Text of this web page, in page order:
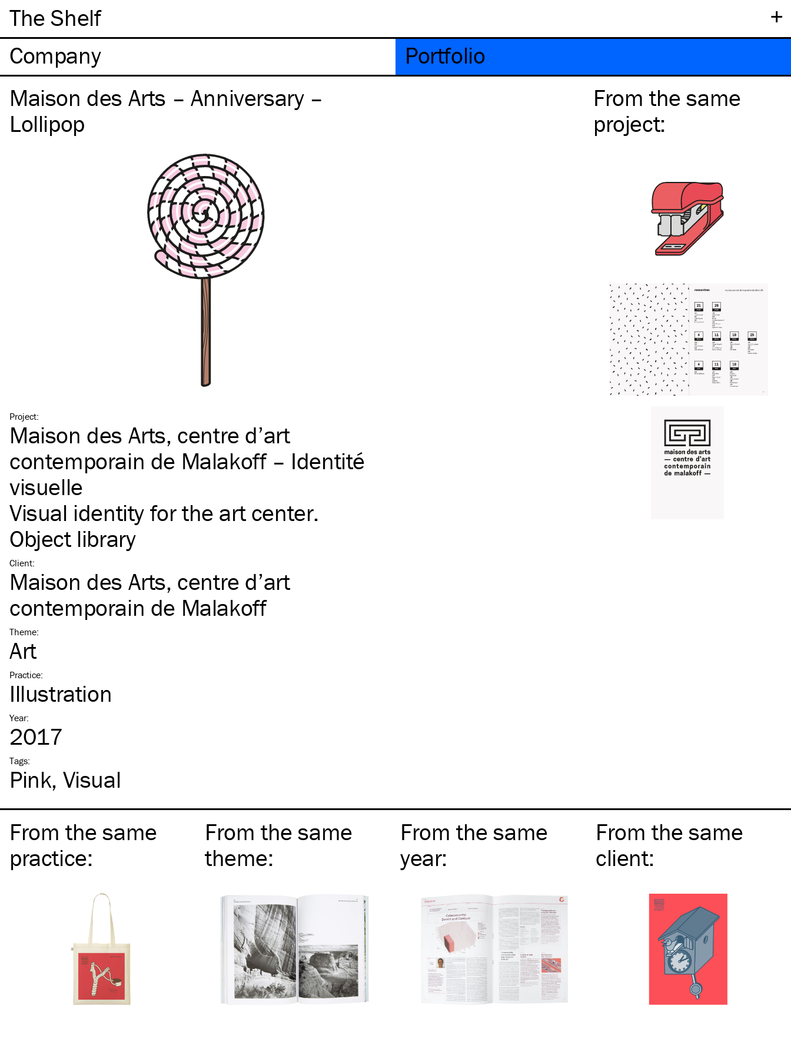
+
The Shelf
Company
Portfolio
Maison des Arts – Anniversary –
Lollipop
Project:
Maison des Arts, centre d’art
contemporain de Malakoff – Identité
visuelle
Visual identity for the art center.
Object library
Client:
Maison des Arts, centre d’art
contemporain de Malakoff
Theme:
Art
Practice:
Illustration
Year:
2017
Tags:
Pink Visual
From the same
project:
From the same
practice:
From the same
theme:
From the same
year:
From the same
client: